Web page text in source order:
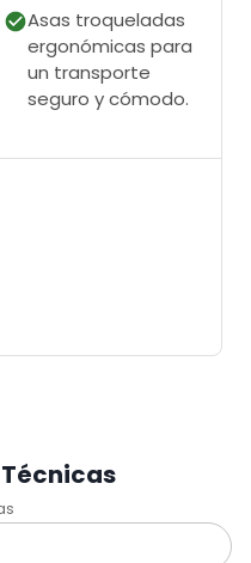
Asas troqueladas
ergonómicas para
un transporte
seguro y cómodo.